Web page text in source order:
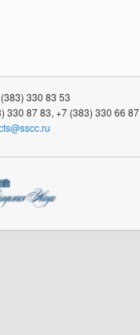
330 83 53
330 87 83, +7 (383) 330 66 87